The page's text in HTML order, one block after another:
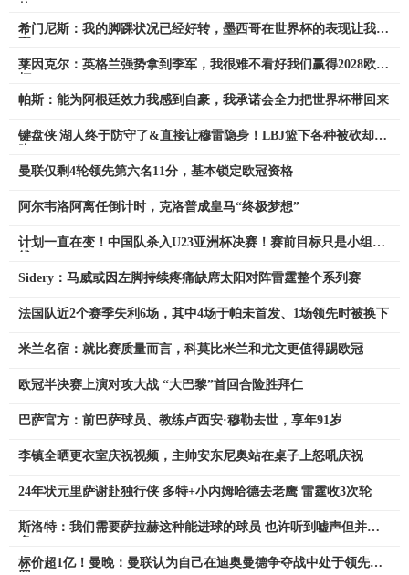
希门尼斯：我的脚踝状况已经好转，墨西哥在世界杯的表现让我自
莱因克尔：英格兰强势拿到季军，我很难不看好我们赢得2028欧洲
帕斯：能为阿根廷效力我感到自豪，我承诺会全力把世界杯带回来
键盘侠|湖人终于防守了&直接让穆雷隐身！LBJ篮下各种被砍却不
曼联仅剩4轮领先第六名11分，基本锁定欧冠资格
阿尔韦洛阿离任倒计时，克洛普成皇马“终极梦想”
计划一直在变！中国队杀入U23亚洲杯决赛！赛前目标只是小组出
Sidery：马威或因左脚持续疼痛缺席太阳对阵雷霆整个系列赛
法国队近2个赛季失利6场，其中4场于帕未首发、1场领先时被换下
米兰名宿：就比赛质量而言，科莫比米兰和尤文更值得踢欧冠
欧冠半决赛上演对攻大战 “大巴黎”首回合险胜拜仁
巴萨官方：前巴萨球员、教练卢西安·穆勒去世，享年91岁
李镇全晒更衣室庆祝视频，主帅安东尼奥站在桌子上怒吼庆祝
24年状元里萨谢赴独行侠 多特+小内姆哈德去老鹰 雷霆收3次轮
斯洛特：我们需要萨拉赫这种能进球的球员 也许听到嘘声但并不
标价超1亿！曼晚：曼联认为自己在迪奥曼德争夺战中处于领先位